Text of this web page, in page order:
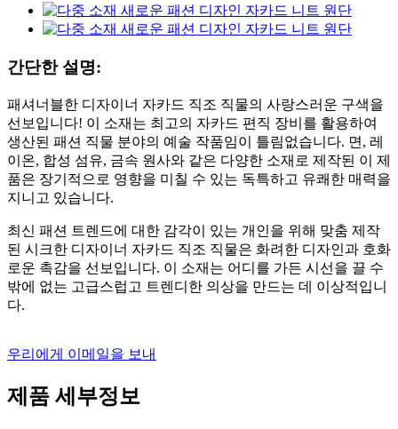
간단한 설명:
패셔너블한 디자이너 자카드 직조 직물의 사랑스러운 구색을
선보입니다! 이 소재는 최고의 자카드 편직 장비를 활용하여
생산된 패션 직물 분야의 예술 작품임이 틀림없습니다. 면, 레
이온, 합성 섬유, 금속 원사와 같은 다양한 소재로 제작된 이 제
품은 장기적으로 영향을 미칠 수 있는 독특하고 유쾌한 매력을
지니고 있습니다.
최신 패션 트렌드에 대한 감각이 있는 개인을 위해 맞춤 제작
된 시크한 디자이너 자카드 직조 직물은 화려한 디자인과 호화
로운 촉감을 선보입니다. 이 소재는 어디를 가든 시선을 끌 수
밖에 없는 고급스럽고 트렌디한 의상을 만드는 데 이상적입니
다.
우리에게 이메일을 보내
제품 세부정보